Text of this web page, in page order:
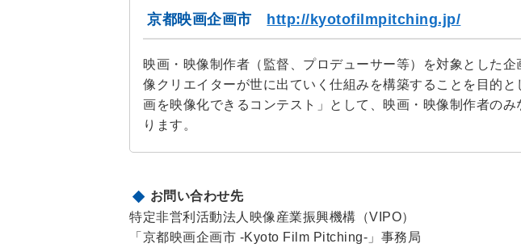
京都映画企画市 http://kyotofilmpitching.jp/
映画・映像制作者（監督、プロデューサー等）を対象とした
像クリエイターが世に出ていく仕組みを構築することを目的
画を映像化できるコンテスト」として、映画・映像制作者の
ります。
お問い合わせ先
特定非営利活動法人映像産業振興機構（VIPO）
「京都映画企画市 -Kyoto Film Pitching-」事務局